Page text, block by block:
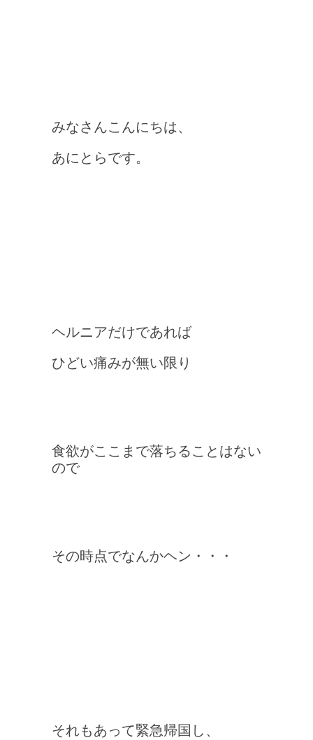
みなさんこんにちは、
あにとらです。
ヘルニアだけであれば
ひどい痛みが無い限り
食欲がここまで落ちることはない
ので
その時点でなんかヘン・・・
それもあって緊急帰国し、